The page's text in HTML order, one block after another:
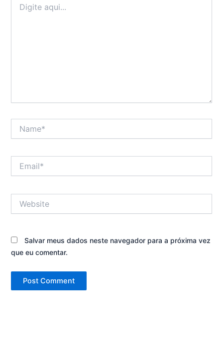
aqui...
Salvar meus dados neste navegador para a próxima vez
que eu comentar.